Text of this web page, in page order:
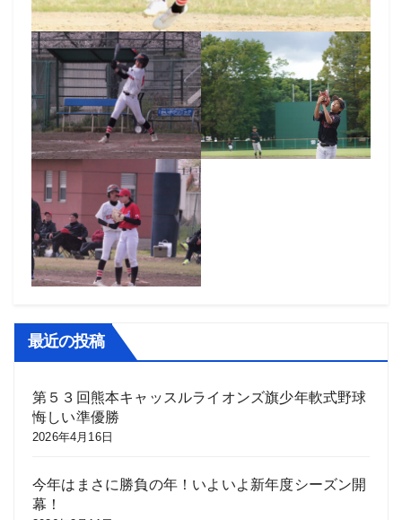
最近の投稿
第５３回熊本キャッスルライオンズ旗少年軟式野球
悔しい準優勝
2026年4月16日
今年はまさに勝負の年！いよいよ新年度シーズン開
幕！